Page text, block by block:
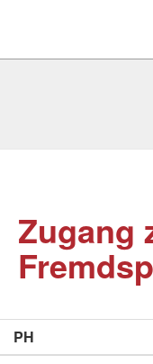
Zugang
PH